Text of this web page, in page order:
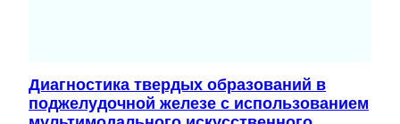
Диагностика твердых образований в
поджелудочной железе с использованием